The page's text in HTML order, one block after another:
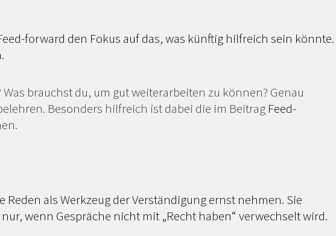
forward den Fokus auf das, was künftig hilfreich sein könnte.
brauchst du, um gut weiterarbeiten zu können? Genau
Besonders hilfreich ist dabei die im Beitrag Feed-
als Werkzeug der Verständigung ernst nehmen. Sie
wenn Gespräche nicht mit „Recht haben“ verwechselt wird.